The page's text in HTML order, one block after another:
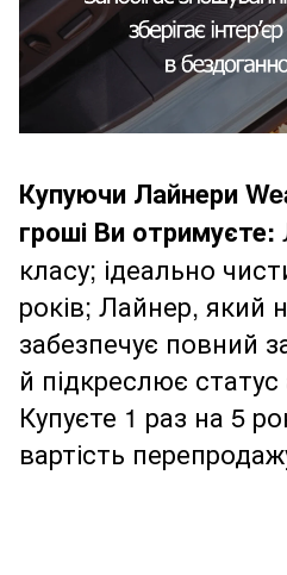
Купуючи Лайнери
гроші Ви отримуєте:
класу; ідеально
років; Лайнер, який
забезпечує повний
й підкреслює
Купуєте 1 раз на 5
вартість